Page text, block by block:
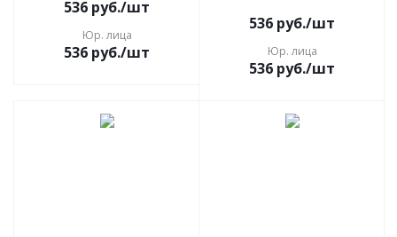
536 руб./шт
Юр. лица
536 руб./шт
536 руб./шт
Юр. лица
536 руб./шт